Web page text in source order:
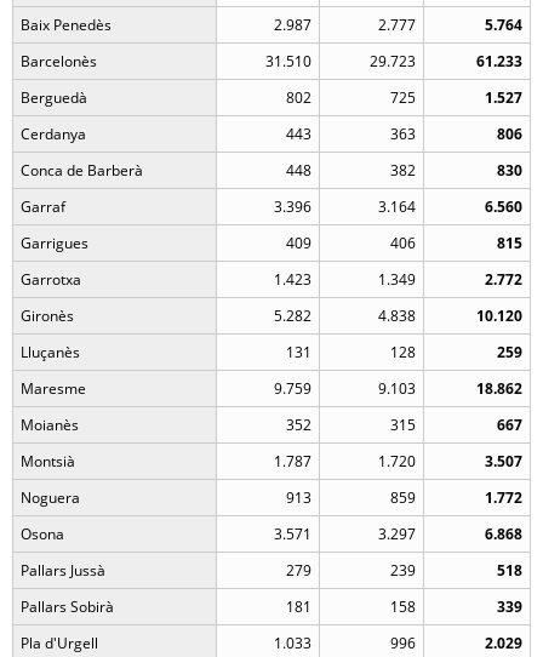
Baix Penedès
2.987 2.777
5.764
Barcelonès
31.510 29.723
61.233
Berguedà
802 725
1.527
Cerdanya
443 363
806
Conca de Barberà
448 382
830
Garraf
3.396 3.164
6.560
Garrigues
409 406
815
Garrotxa
1.423 1.349
2.772
Gironès
5.282 4.838
10.120
Lluçanès
131 128
259
Maresme
9.759 9.103
18.862
Moianès
352 315
667
Montsià
1.787 1.720
3.507
Noguera
913 859
1.772
Osona
3.571 3.297
6.868
Pallars Jussà
279 239
518
Pallars Sobirà
181 158
339
Pla d'Urgell
1.033 996 2.029